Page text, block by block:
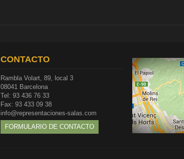
CONTACTO
Rambla Volart, 89, local 3
08041 Barcelona
Tel: 93 436 76 33
Fax: 93 433 09 38
info@representaciones-salas.com
FORMULARIO DE CONTACTO